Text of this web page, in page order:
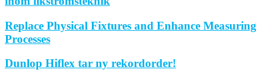
Replace Physical Fixtures and Enhance Measuring
Processes
Dunlop Hiflex tar ny rekordorder!